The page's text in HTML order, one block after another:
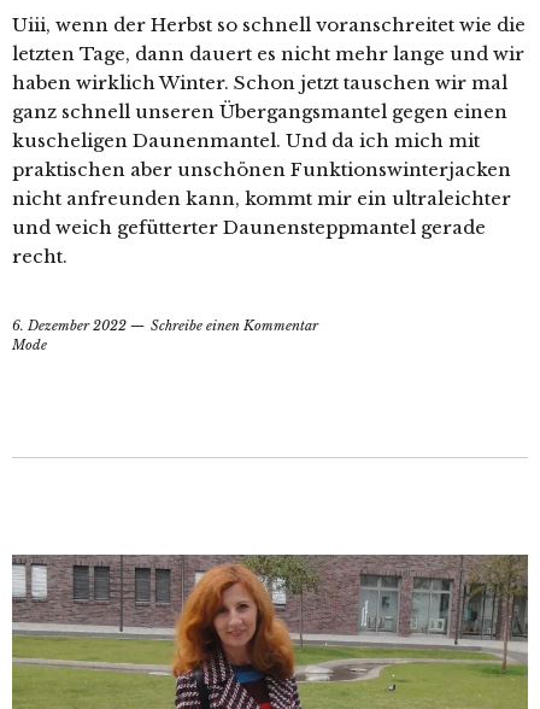
Uiii, wenn der Herbst so schnell voranschreitet wie die
letzten Tage, dann dauert es nicht mehr lange und wir
haben wirklich Winter. Schon jetzt tauschen wir mal
ganz schnell unseren Übergangsmantel gegen einen
kuscheligen Daunenmantel. Und da ich mich mit
praktischen aber unschönen Funktionswinterjacken
nicht anfreunden kann, kommt mir ein ultraleichter
und weich gefütterter Daunensteppmantel gerade
recht.
6. Dezember 2022
Schreibe einen Kommentar
Mode